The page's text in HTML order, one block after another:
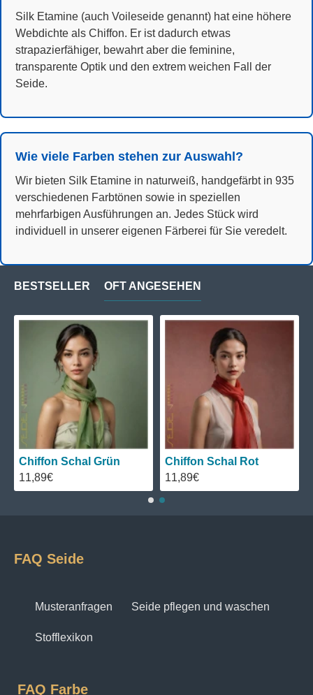
Silk Etamine (auch Voileseide genannt) hat eine höhere
Webdichte als Chiffon. Er ist dadurch etwas
strapazierfähiger, bewahrt aber die feminine,
transparente Optik und den extrem weichen Fall der
Seide.
Wie viele Farben stehen zur Auswahl?
Wir bieten Silk Etamine in naturweiß, handgefärbt in 935
verschiedenen Farbtönen sowie in speziellen
mehrfarbigen Ausführungen an. Jedes Stück wird
individuell in unserer eigenen Färberei für Sie veredelt.
BESTSELLER OFT ANGESEHEN
Chiffon Schal Grün
11,89€
Chiffon Schal Rot
11,89€
FAQ Seide
Musteranfragen Seide pflegen und waschen
Stofflexikon
FAQ Farbe